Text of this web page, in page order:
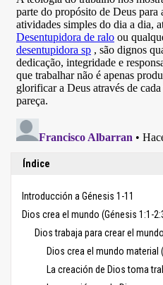
Índice
Introducción a Génesis 1-11
Dios crea el mundo (Génesis 1:1-
Dios trabaja para crear el
Dios crea el mundo material
La creación de Dios toma